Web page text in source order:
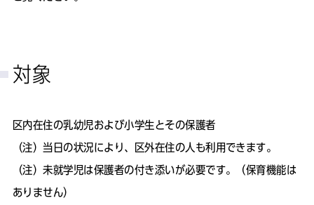
対象
区内在住の乳幼児および小学生とその保護者
（注）当日の状況により、区外在住の人も利用できます。
（注）未就学児は保護者の付き添いが必要です。（保育機能は
ありません）